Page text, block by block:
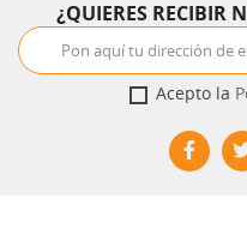
¿QUIERES RECIBIR
Acepto la